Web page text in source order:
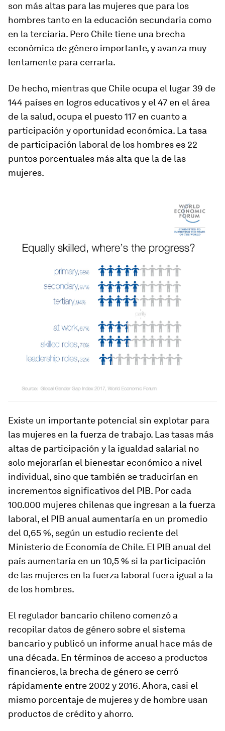
son más altas para las mujeres que para los
hombres tanto en la educación secundaria como
en la terciaria. Pero Chile tiene una brecha
económica de género importante, y avanza muy
lentamente para cerrarla.
De hecho, mientras que Chile ocupa el lugar 39 de
144 países en logros educativos y el 47 en el área
de la salud, ocupa el puesto 117 en cuanto a
participación y oportunidad económica. La tasa
de participación laboral de los hombres es 22
puntos porcentuales más alta que la de las
mujeres.
Existe un importante potencial sin explotar para
las mujeres en la fuerza de trabajo. Las tasas más
altas de participación y la igualdad salarial no
solo mejorarían el bienestar económico a nivel
individual, sino que también se traducirían en
incrementos significativos del PIB. Por cada
100.000 mujeres chilenas que ingresan a la fuerza
laboral, el PIB anual aumentaría en un promedio
del 0,65 %, según un estudio reciente del
Ministerio de Economía de Chile. El PIB anual del
país aumentaría en un 10,5 % si la participación
de las mujeres en la fuerza laboral fuera igual a la
de los hombres.
El regulador bancario chileno comenzó a
recopilar datos de género sobre el sistema
bancario y publicó un informe anual hace más de
una década. En términos de acceso a productos
financieros, la brecha de género se cerró
rápidamente entre 2002 y 2016. Ahora, casi el
mismo porcentaje de mujeres y de hombre usan
productos de crédito y ahorro.